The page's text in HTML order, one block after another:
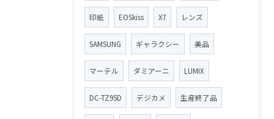
印紙 EOSkiss X7 レンズ
SAMSUNG ギャラクシー 美品
マーテル ダミアーニ LUMIX
DC-TZ95D デジカメ 生産終了品